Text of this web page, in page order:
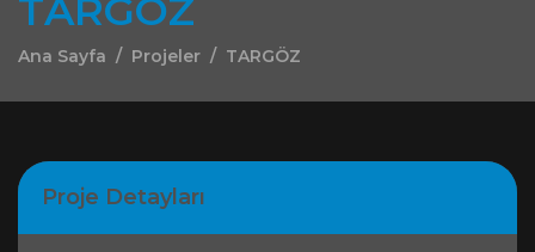
TARGÖZ
Ana Sayfa Projeler TARGÖZ
Proje Detayları